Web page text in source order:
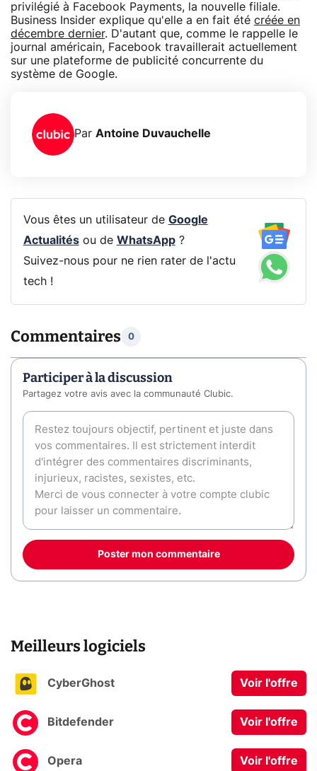
privilégié à Facebook Payments, la nouvelle filiale.
Business Insider explique qu'elle a en fait été créée en
décembre dernier. D'autant que, comme le rappelle le
journal américain, Facebook travaillerait actuellement
sur une plateforme de publicité concurrente du
système de Google.
Par Antoine Duvauchelle
Vous êtes un utilisateur de Google
Actualitésou de WhatsApp?
Suivez-nous pour ne rien rater de l'actu
tech !
Commentaires 0
Participer à la discussion
Partagez votre avis avec la communauté Clubic.
Poster mon commentaire
Meilleurs logiciels
CyberGhost Voir l'offre
Bitdefender Voir l'offre
Opera Voir l'offre